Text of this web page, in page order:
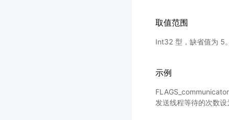
取值范围
Int32 型，缺省值为 5
示例
发送线程等待的次数